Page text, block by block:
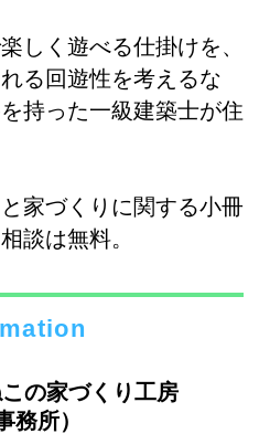
しく遊べる仕掛けを、
る回遊性を考えるな
持った一級建築士が住
家づくりに関する小冊
談は無料。
この家づくり工房
務所）